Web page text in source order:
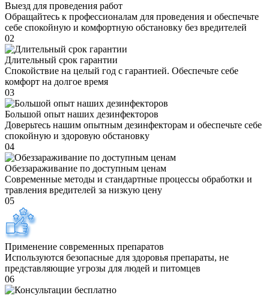
Выезд для проведения работ
Обращайтесь к профессионалам для проведения и обеспечьте
себе спокойную и комфортную обстановку без вредителей
02
Длительный срок гарантии
Спокойствие на целый год с гарантией. Обеспечьте себе
комфорт на долгое время
03
Большой опыт наших дезинфекторов
Доверьтесь нашим опытным дезинфекторам и обеспечьте себе
спокойную и здоровую обстановку
04
Обеззараживание по доступным ценам
Современные методы и стандартные процессы обработки и
травления вредителей за низкую цену
05
Применение современных препаратов
Используются безопасные для здоровья препараты, не
представляющие угрозы для людей и питомцев
06